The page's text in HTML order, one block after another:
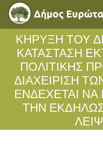
ΚΗΡΥΞΗ ΤΟΥ
ΚΑΤΑΣΤΑΣΗ
ΠΟΛΙΤΙΚΗΣ
ΔΙΑΧΕΙΡΙΣΗ
ΕΝΔΕΧΕΤΑΙ
ΤΗΝ